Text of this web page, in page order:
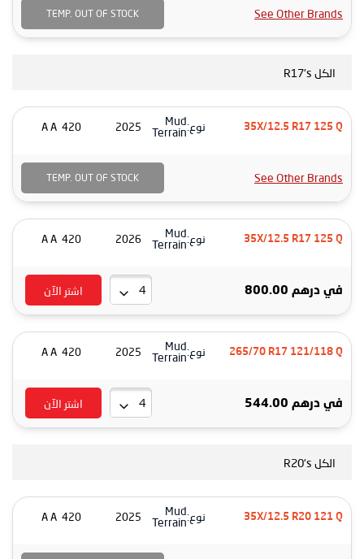
See Other Brands
TEMP. OUT OF STOCK
الكل R17's
35X/12.5 R17 125 Q نوع:Mud
Terrain
2025
420 A A
See Other Brands
TEMP. OUT OF STOCK
35X/12.5 R17 125 Q نوع:Mud
Terrain
2026
420 A A
في درهم 800.00 اشتر الآن
265/70 R17 121/118 Q نوع:Mud
Terrain
2025
420 A A
في درهم 544.00 اشتر الآن
الكل R20's
35X/12.5 R20 121 Q نوع:Mud
Terrain
2025
420 A A